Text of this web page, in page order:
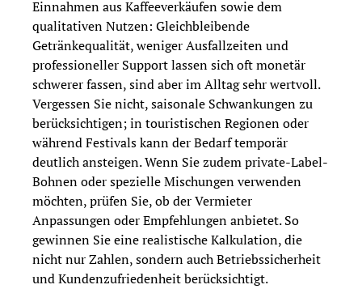
Einnahmen aus Kaffeeverkäufen sowie dem
qualitativen Nutzen: Gleichbleibende
Getränkequalität, weniger Ausfallzeiten und
professioneller Support lassen sich oft monetär
schwerer fassen, sind aber im Alltag sehr wertvoll.
Vergessen Sie nicht, saisonale Schwankungen zu
berücksichtigen; in touristischen Regionen oder
während Festivals kann der Bedarf temporär
deutlich ansteigen. Wenn Sie zudem private-Label-
Bohnen oder spezielle Mischungen verwenden
möchten, prüfen Sie, ob der Vermieter
Anpassungen oder Empfehlungen anbietet. So
gewinnen Sie eine realistische Kalkulation, die
nicht nur Zahlen, sondern auch Betriebssicherheit
und Kundenzufriedenheit berücksichtigt.